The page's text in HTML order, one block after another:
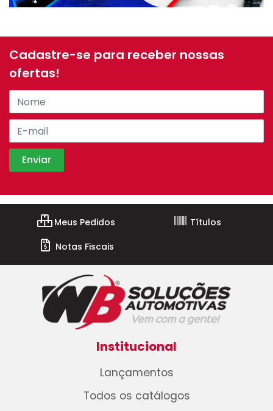
Cadastre-se para receber nossas
ofertas!
Meus Pedidos
Títulos
Notas Fiscais
Institucional
Lançamentos
Todos os catálogos